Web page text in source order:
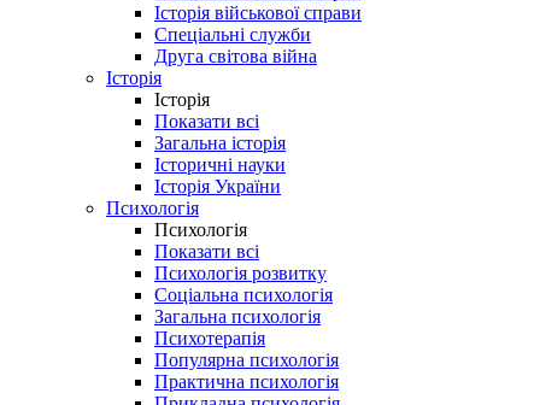
Історія військової справи
Спеціальні служби
Друга світова війна
Історія
Історія
Показати всі
Загальна історія
Історичні науки
Історія України
Психологія
Психологія
Показати всі
Психологія розвитку
Соціальна психологія
Загальна психологія
Психотерапія
Популярна психологія
Практична психологія